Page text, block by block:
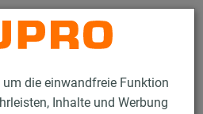
um die einwandfreie Funktion
Inhalte und Werbung
Kontakt